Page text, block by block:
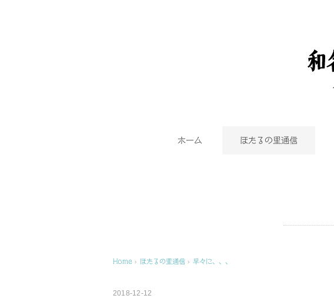
ホーム ほたるの里通信
Home › ほたるの里通信 › 早々に、、、
2018-12-12